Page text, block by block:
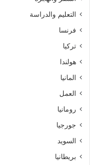
التعليم والدراسة
فرنسا
تركيا
هولندا
المانيا
العمل
رومانيا
جورجيا
السويد
بريطانيا